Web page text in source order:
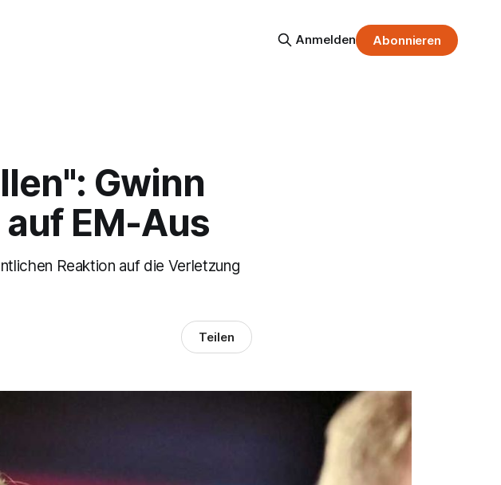
Anmelden Abonnieren
Gwinn
EM-Aus
Reaktion auf die Verletzung
Teilen